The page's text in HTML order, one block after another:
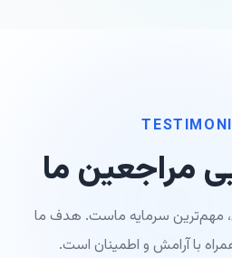
مراجعین ما
مهم‌ترین سرمایه ماست. هدف ما
با آرامش و اطمینان است.